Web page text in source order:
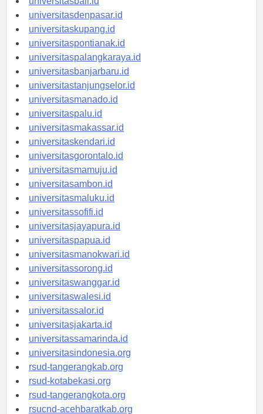
universitasbali.id
universitasdenpasar.id
universitaskupang.id
universitaspontianak.id
universitaspalangkaraya.id
universitasbanjarbaru.id
universitastanjungselor.id
universitasmanado.id
universitaspalu.id
universitasmakassar.id
universitaskendari.id
universitasgorontalo.id
universitasmamuju.id
universitasambon.id
universitasmaluku.id
universitassofifi.id
universitasjayapura.id
universitaspapua.id
universitasmanokwari.id
universitassorong.id
universitaswanggar.id
universitaswalesi.id
universitassalor.id
universitasjakarta.id
universitassamarinda.id
universitasindonesia.org
rsud-tangerangkab.org
rsud-kotabekasi.org
rsud-tangerangkota.org